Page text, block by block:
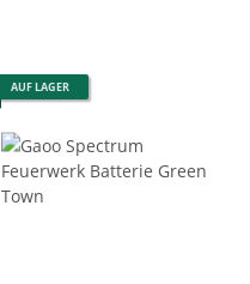
AUF LAGER